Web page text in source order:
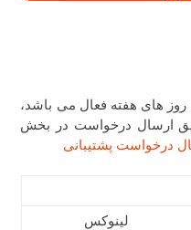
های هفته فعال می باشد،
ارسال درخواست در بخش
درخواست پشتیبانی
لینوکس